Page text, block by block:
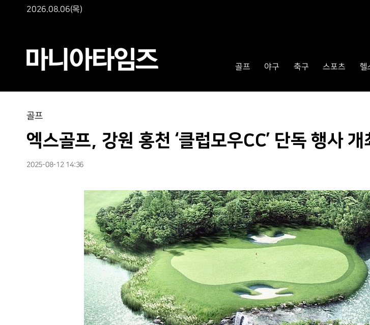
2026.08.06(목)
골프 야구 축구 스포츠 헬
골프
엑스골프, 강원 홍천 ‘클럽모우CC’ 단독 행사 개
2025-08-12 14:36